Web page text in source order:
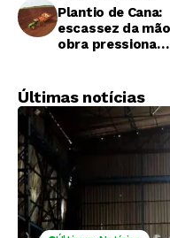
Plantio de Cana:
escassez da
obra pressiona
Últimas notícias